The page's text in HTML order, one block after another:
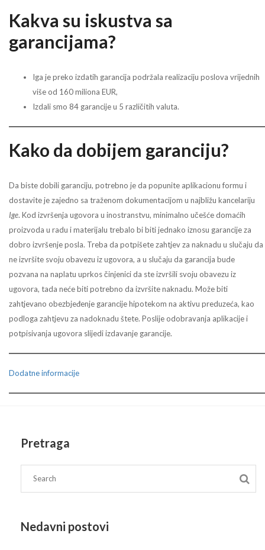
Kakva su iskustva sa
garancijama?
Iga je preko izdatih garancija podržala realizaciju poslova vrijednih
više od 160 miliona EUR,
Izdali smo 84 garancije u 5 različitih valuta.
Kako da dobijem garanciju?
Da biste dobili garanciju, potrebno je da popunite aplikacionu formu i
dostavite je zajedno sa traženom dokumentacijom u najbližu kancelariju
Ige. Kod izvršenja ugovora u inostranstvu, minimalno učešće domaćih
proizvoda u radu i materijalu trebalo bi biti jednako iznosu garancije za
dobro izvršenje posla. Treba da potpišete zahtjev za naknadu u slučaju da
ne izvršite svoju obavezu iz ugovora, a u slučaju da garancija bude
pozvana na naplatu uprkos činjenici da ste izvršili svoju obavezu iz
ugovora, tada neće biti potrebno da izvršite naknadu. Može biti
zahtjevano obezbjeđenje garancije hipotekom na aktivu preduzeća, kao
podloga zahtjevu za nadoknadu štete. Poslije odobravanja aplikacije i
potpisivanja ugovora slijedi izdavanje garancije.
Dodatne informacije
Pretraga
Nedavni postovi